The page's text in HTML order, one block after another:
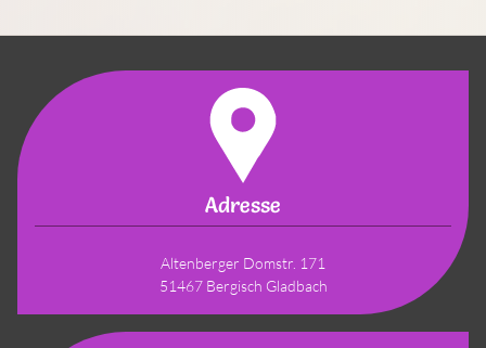
Adresse
Altenberger Domstr. 171
51467 Bergisch Gladbach